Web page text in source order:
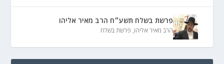
פרשת בשלח תשע״ח הרב מאיר אליהו
הרב מאיר אליהו, פרשת בשלח